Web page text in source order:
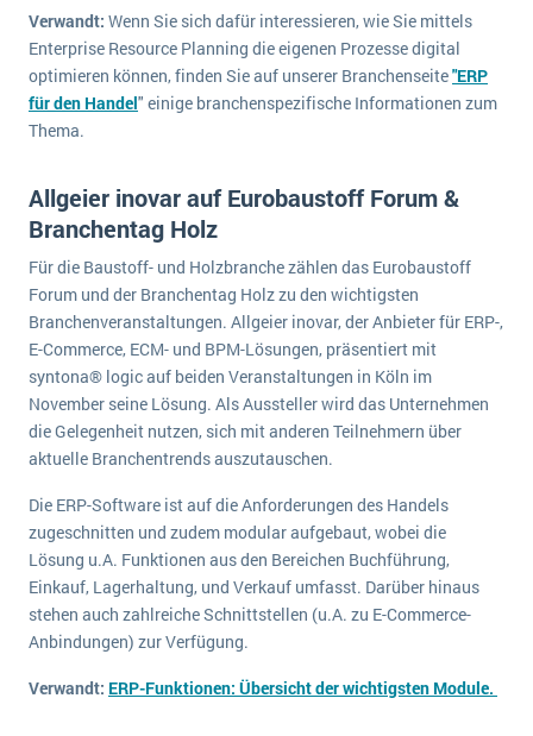
Maschinenbau
Medien
NGO
Logistik
Produktion
Immobilien
Services
Textil und Mode
Vermietung
Versorgung
wichtigsten Punkte, die es zu beachten gilt
Service Level Agreements (SLA) und ERP: Was muss man wissen?
ERP-Software für Abfallentsorger
Digitale Arbeitsaufträge in Ihrem ERP- oder FSM-System: clever und effizient
MEHR ÜBER ERP-SOFTWARE
SAP übernimmt Reltio für eine bessere
Verwandt: Wenn Sie sich dafür interessieren, wie Sie mittels
Enterprise Resource Planning die eigenen Prozesse digital
optimieren können, finden Sie auf unserer Branchenseite"ERP
für den Handel" einige branchenspezifische Informationen zum
Thema.
Allgeier inovar auf Eurobaustoff Forum &
Branchentag Holz
Für die Baustoff- und Holzbranche zählen das Eurobaustoff
Forum und der Branchentag Holz zu den wichtigsten
Branchenveranstaltungen. Allgeier inovar, der Anbieter für ERP-,
E-Commerce, ECM- und BPM-Lösungen, präsentiert mit
syntona® logic auf beiden Veranstaltungen in Köln im
November seine Lösung. Als Aussteller wird das Unternehmen
die Gelegenheit nutzen, sich mit anderen Teilnehmern über
aktuelle Branchentrends auszutauschen.
Die ERP-Software ist auf die Anforderungen des Handels
zugeschnitten und zudem modular aufgebaut, wobei die
Lösung u.A. Funktionen aus den Bereichen Buchführung,
Einkauf, Lagerhaltung, und Verkauf umfasst. Darüber hinaus
stehen auch zahlreiche Schnittstellen (u.A. zu E-Commerce-
Anbindungen) zur Verfügung.
Verwandt: ERP-Funktionen: Übersicht der wichtigsten Module.